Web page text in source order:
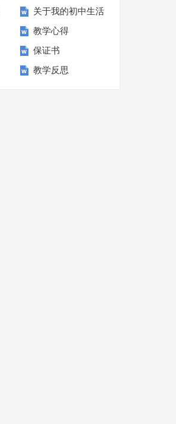
计划模板汇编六篇
关于我的初中生活
作文汇总7篇
教学心得
保证书
教学反思